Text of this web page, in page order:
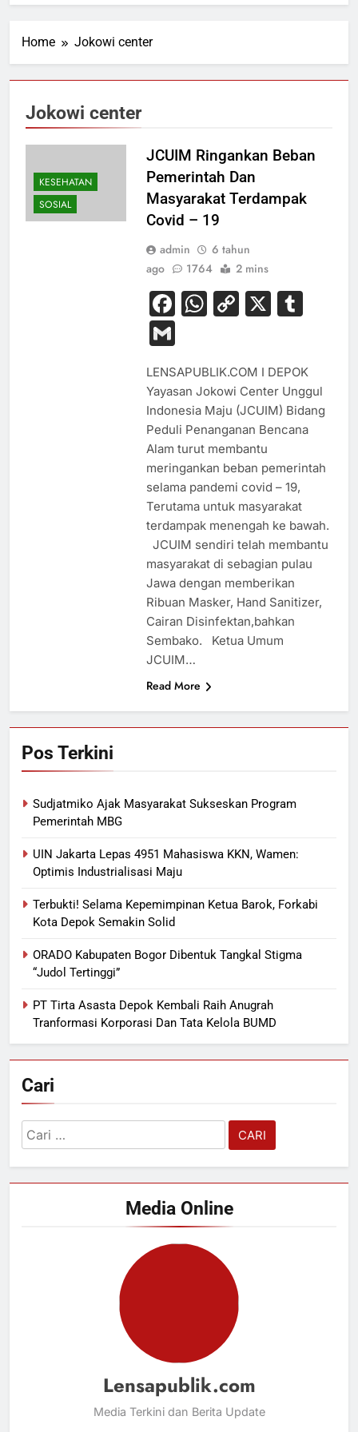
Home Jokowi center
Jokowi center
KESEHATAN
SOSIAL
JCUIM Ringankan Beban
Pemerintah Dan
Masyarakat Terdampak
Covid – 19
admin
6 tahun
ago
1764 2 mins
Facebook
WhatsApp
Copy
X
Gmail
LENSAPUBLIK.COM I DEPOK
Yayasan Jokowi Center Unggul
Indonesia Maju (JCUIM) Bidang
Peduli Penanganan Bencana
Alam turut membantu
meringankan beban pemerintah
selama pandemi covid – 19,
Terutama untuk masyarakat
terdampak menengah ke bawah.
JCUIM sendiri telah membantu
masyarakat di sebagian pulau
Jawa dengan memberikan
Ribuan Masker, Hand Sanitizer,
Cairan Disinfektan,bahkan
Sembako. Ketua Umum
JCUIM…
Read More
Pos Terkini
Sudjatmiko Ajak Masyarakat Sukseskan Program
Pemerintah MBG
UIN Jakarta Lepas 4951 Mahasiswa KKN, Wamen:
Optimis Industrialisasi Maju
Terbukti! Selama Kepemimpinan Ketua Barok, Forkabi
Kota Depok Semakin Solid
ORADO Kabupaten Bogor Dibentuk Tangkal Stigma
“Judol Tertinggi”
PT Tirta Asasta Depok Kembali Raih Anugrah
Tranformasi Korporasi Dan Tata Kelola BUMD
Cari
Cari
untuk:
Media Online
Lensapublik.com
Media Terkini dan Berita Update